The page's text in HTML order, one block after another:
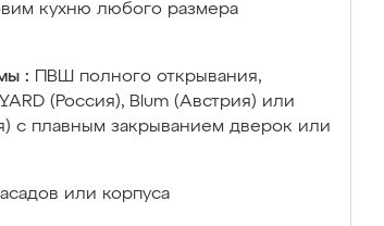
кухню любого размера
:
ПВШ полного открывания,
(Россия), Blum (Австрия) или
с плавным закрыванием дверок или
или корпуса